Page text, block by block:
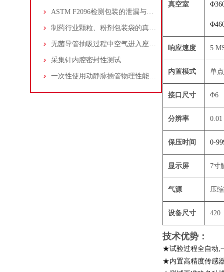
ASTM F2096检测包装的泄漏与密封（气泡法）
制药行业颗粒、粉剂包装袋的真空衰减仪 重点推荐
无菌导管抽吸过程中空气进入座装配处的测试解说
采集针内腔密封性测试
一次性使用动静脉插管物理性能测试-泄漏试验
真空室
响应速度 5
内置模式 单
接口尺寸 Φ6
分辨率 0.01
保压时间 0-
显示屏 7寸
气源 压
设备尺寸 420
技术优势：
★试验过程全自动,
★内置高精度传感